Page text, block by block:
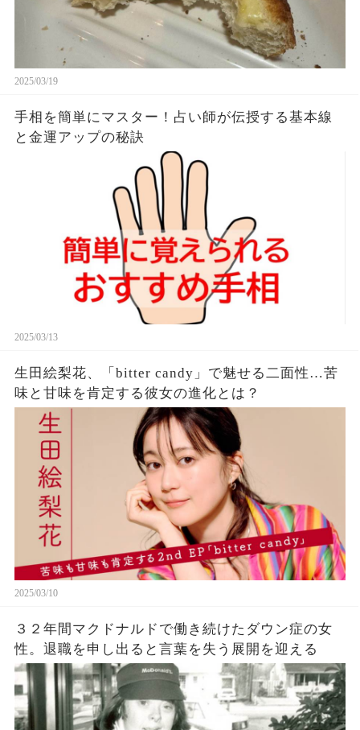
2025/03/19
手相を簡単にマスター！占い師が伝授する基本線
と金運アップの秘訣
2025/03/13
生田絵梨花、「bitter candy」で魅せる二面性…苦
味と甘味を肯定する彼女の進化とは？
2025/03/10
３２年間マクドナルドで働き続けたダウン症の女
性。退職を申し出ると言葉を失う展開を迎える